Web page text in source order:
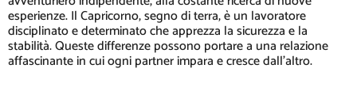
esperienze. Il Capricorno, segno di terra, è un lavoratore
disciplinato e determinato che apprezza la sicurezza e la
stabilità. Queste differenze possono portare a una relazione
affascinante in cui ogni partner impara e cresce dall'altro.